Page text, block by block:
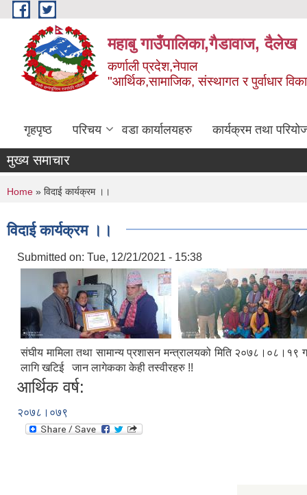
Skip to main content
महाबु गाउँपालिका,गैडावाज, दैलेख
कर्णाली प्रदेश,नेपाल
"आर्थिक,सामाजिक, संस्थागत र पुर्वाधार
गृहपृष्ठ परिचय वडा कार्यालयहरु कार्यक्रम तथा
मुख्य समाचार
You are here
Home » विदाई कार्यक्रम ।।
विदाई कार्यक्रम ।।
Submitted on: Tue, 12/21/2021 - 15:38
संघीय मामिला तथा सामान्य प्रशासन मन्त्रालयको मिति २०७८।०८।१९
लागि खटिई जान लागेकका केही तस्वीरहरु !!
आर्थिक वर्ष:
२०७८।०७९